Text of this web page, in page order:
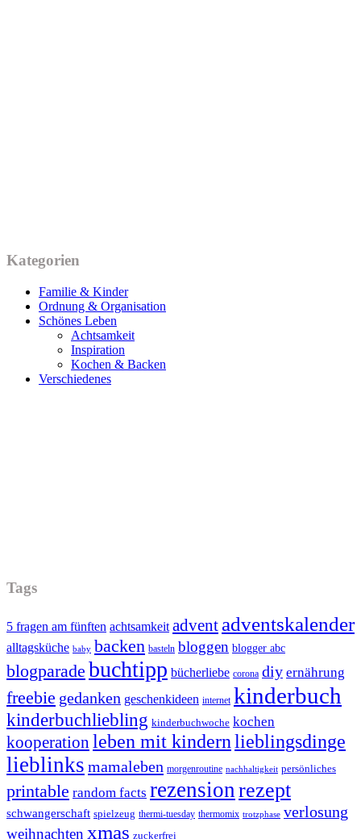
Kategorien
Familie & Kinder
Ordnung & Organisation
Schönes Leben
Achtsamkeit
Inspiration
Kochen & Backen
Verschiedenes
Tags
5 fragen am fünften achtsamkeit advent adventskalender
alltagsküche baby backen basteln bloggen blogger abc
blogparade buchtipp bücherliebe corona diy ernährung
freebie gedanken geschenkideen internet kinderbuch
kinderbuchliebling kinderbuchwoche kochen
kooperation leben mit kindernlieblingsdinge
lieblinks mamaleben morgenroutine nachhaltigkeit persönliches
printable random facts rezension rezept
schwangerschaft spielzeug thermi-tuesday thermomix trotzphase verlosung
weihnachten xmas zuckerfrei